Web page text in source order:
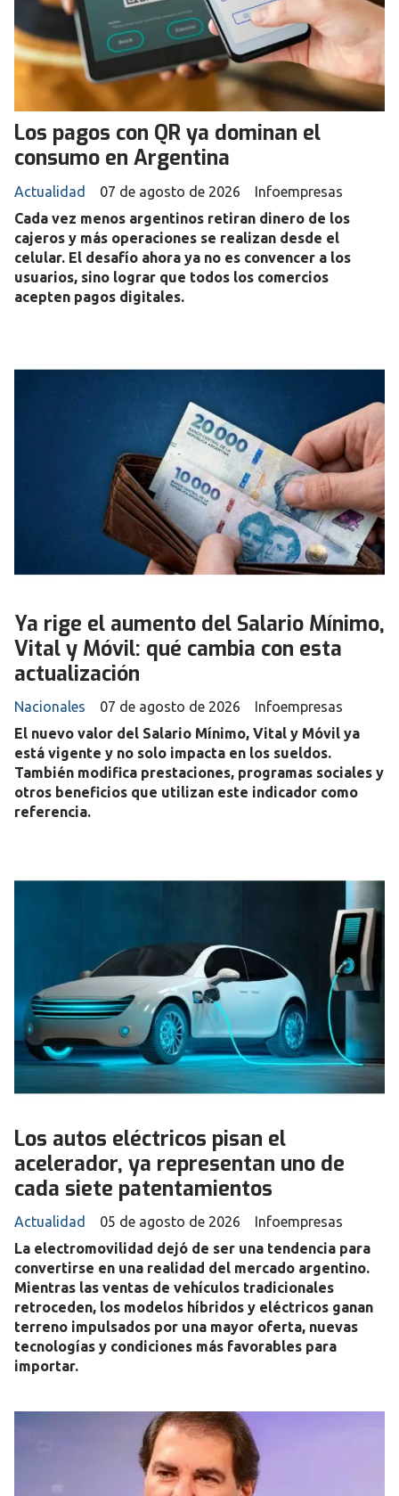
Los pagos con QR ya dominan el
consumo en Argentina
Infoempresas
Actualidad
07 de agosto de 2026
Cada vez menos argentinos retiran dinero de los
cajeros y más operaciones se realizan desde el
celular. El desafío ahora ya no es convencer a los
usuarios, sino lograr que todos los comercios
acepten pagos digitales.
Ya rige el aumento del Salario Mínimo,
Vital y Móvil: qué cambia con esta
actualización
Infoempresas
Nacionales
07 de agosto de 2026
El nuevo valor del Salario Mínimo, Vital y Móvil ya
está vigente y no solo impacta en los sueldos.
También modifica prestaciones, programas sociales y
otros beneficios que utilizan este indicador como
referencia.
Los autos eléctricos pisan el
acelerador, ya representan uno de
cada siete patentamientos
Infoempresas
Actualidad
05 de agosto de 2026
La electromovilidad dejó de ser una tendencia para
convertirse en una realidad del mercado argentino.
Mientras las ventas de vehículos tradicionales
retroceden, los modelos híbridos y eléctricos ganan
terreno impulsados por una mayor oferta, nuevas
tecnologías y condiciones más favorables para
importar.